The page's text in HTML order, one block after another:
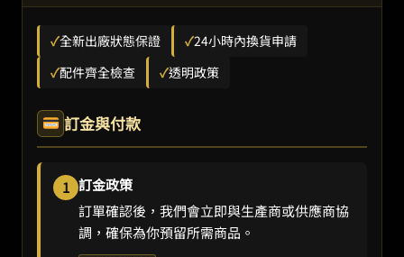
✓全新出廠狀態保證 ✓24小時內換貨申請
✓配件齊全檢查 ✓透明政策
訂金與付款
1 訂金政策
訂單確認後，我們會立即與生產商或供應商協
調，確保為你預留所需商品。